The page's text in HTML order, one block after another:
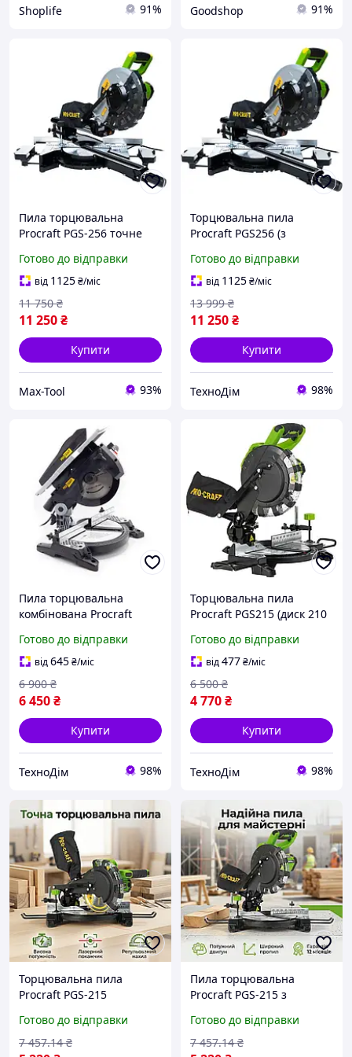
Shoplife 91% Goodshop 91%
Пила торцювальна
Procraft PGS-256 точне
гарантія 36 місяців
Готово до відправки
від 1125₴/міс
11 250₴
11 750 ₴
Купити
Max-Tool 93%
Торцювальна пила
Procraft PGS256 (з
Готово до відправки
від 1125₴/міс
11 250₴
13 999 ₴
Купити
ТехноДім 98%
Пила торцювальна
комбінована Procraft
Готово до відправки
від645₴/міс
6 450₴
6 900 ₴
Купити
ТехноДім 98%
Торцювальна пила
Procraft PGS215 (диск 210
Готово до відправки
від477₴/міс
4 770₴
6 500 ₴
Купити
ТехноДім 98%
Торцювальна пила
Procraft PGS-215
диском 210 мм та
лазерним покажчиком
Готово до відправки
7 457.14 ₴
Пила торцювальна
Procraft PGS-215 з
пропилу 60 мм та
шириною 120 мм для
Готово до відправки
7 457.14 ₴